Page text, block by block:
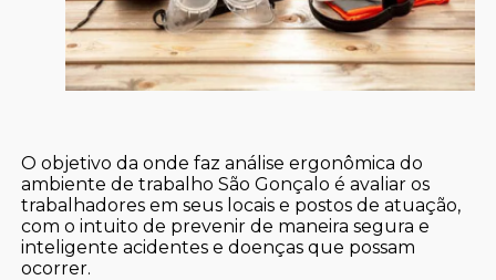
O objetivo da onde faz análise ergonômica do
ambiente de trabalho São Gonçalo é avaliar os
trabalhadores em seus locais e postos de atuação,
com o intuito de prevenir de maneira segura e
inteligente acidentes e doenças que possam
ocorrer.